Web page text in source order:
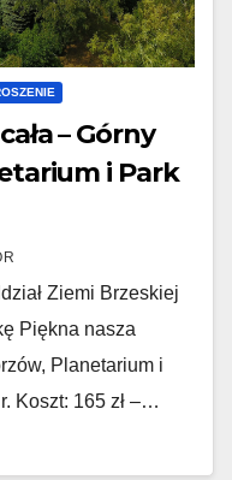
– Górny
i Park
Ziemi Brzeskiej
Piękna nasza
Planetarium i
Koszt: 165 zł –…